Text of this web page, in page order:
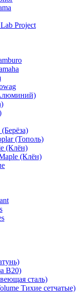
Project
(Тополь)
(Клён)
(Клён)
B20)
сталь)
Тихие сетчатые)